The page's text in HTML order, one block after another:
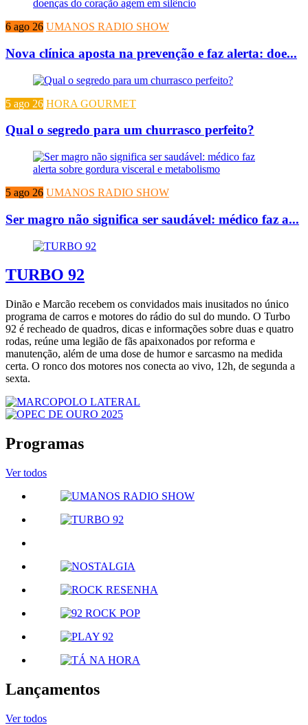
6 ago 26 UMANOS RADIO SHOW
Nova clínica aposta na prevenção e faz alerta: doe...
5 ago 26 HORA GOURMET
Qual o segredo para um churrasco perfeito?
5 ago 26 UMANOS RADIO SHOW
Ser magro não significa ser saudável: médico faz a...
TURBO 92
Dinão e Marcão recebem os convidados mais inusitados no único
programa de carros e motores do rádio do sul do mundo. O Turbo
92 é recheado de quadros, dicas e informações sobre duas e quatro
rodas, reúne uma legião de fãs apaixonados por reforma e
manutenção, além de uma dose de humor e sarcasmo na medida
certa. O ronco dos motores nos conecta ao vivo, 12h, de segunda a
sexta.
Programas
Ver todos
Lançamentos
Ver todos